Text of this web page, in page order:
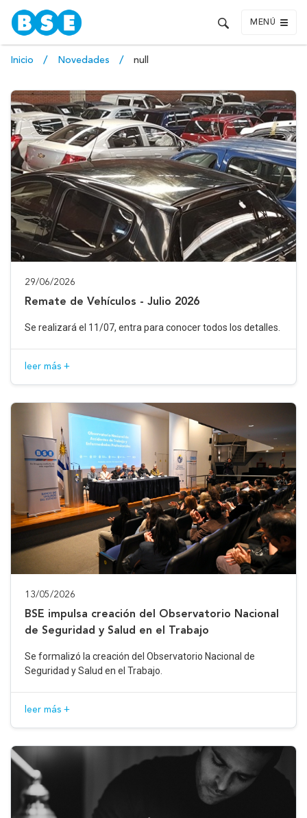
MENÚ
Inicio Novedades null
29/06/2026
Remate de Vehículos - Julio 2026
Se realizará el 11/07, entra para conocer todos los detalles.
leer más +
13/05/2026
BSE impulsa creación del Observatorio Nacional
de Seguridad y Salud en el Trabajo
Se formalizó la creación del Observatorio Nacional de
Seguridad y Salud en el Trabajo.
leer más +